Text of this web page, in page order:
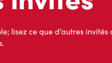
lisez ce que d’autres